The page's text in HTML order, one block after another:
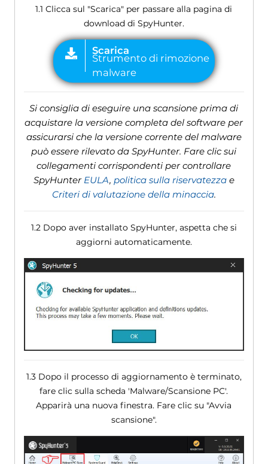
1.1 Clicca sul "Scarica" per passare alla pagina di
download di SpyHunter.
Si consiglia di eseguire una scansione prima di
acquistare la versione completa del software per
assicurarsi che la versione corrente del malware
può essere rilevato da SpyHunter. Fare clic sui
collegamenti corrispondenti per controllare
SpyHunter EULA, politica sulla riservatezzae
Criteri di valutazione della minaccia.
1.2 Dopo aver installato SpyHunter, aspetta che si
aggiorni automaticamente.
1.3 Dopo il processo di aggiornamento è terminato,
fare clic sulla scheda 'Malware/Scansione PC'.
Apparirà una nuova finestra. Fare clic su "Avvia
scansione".